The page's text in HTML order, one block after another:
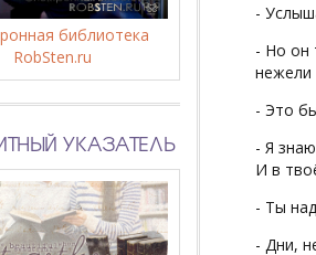
-
- Но он
нежели
- Это
- Я
И в
- Ты
- Дни,
библиотека
RobSten.ru
УКАЗАТЕЛЬ